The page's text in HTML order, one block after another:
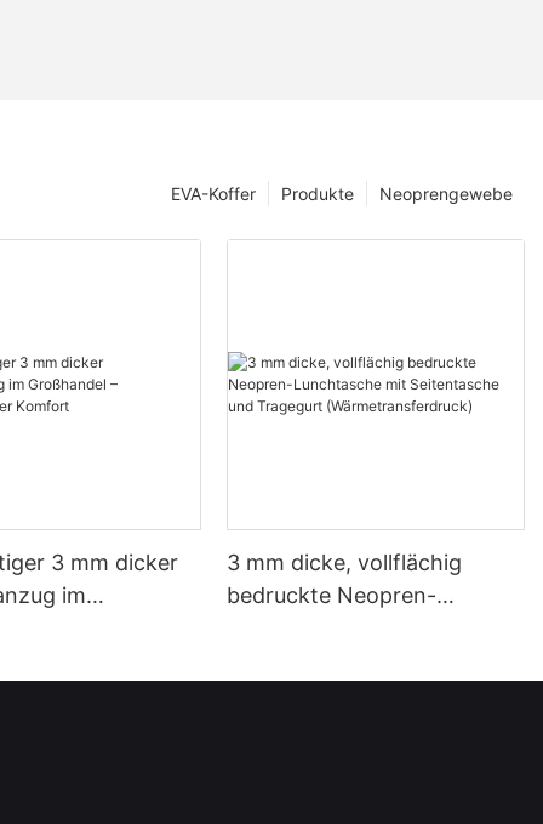
Neoprengewebe
Produkte
EVA-Koffer
3 mm dicker
im
3 mm dicke, vollflächig
bedruckte Neopren-